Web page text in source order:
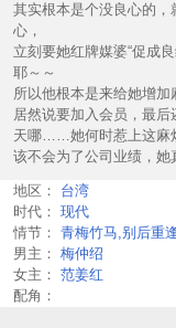
其实根本是个没良心的
心，
立刻要她红牌媒婆“促成
耶～～
所以他根本是来给她增加
居然说要加入会员，最后
天哪……她何时惹上这麻
该不会为了公司业绩，
地区：
台湾
时代： 现代
情节： 青梅竹马,别后重
男主： 梅仲绍
女主： 范姜红
配角：